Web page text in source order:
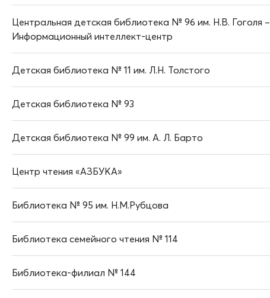
Центральная детская библиотека № 96 им. Н.В. Гоголя –
Информационный интеллект-центр
Детская библиотека № 11 им. Л.Н. Толстого
Детская библиотека № 93
Детская библиотека № 99 им. А. Л. Барто
Центр чтения «АЗБУКА»
Библиотека № 95 им. Н.М.Рубцова
Библиотека семейного чтения № 114
Библиотека-филиал № 144